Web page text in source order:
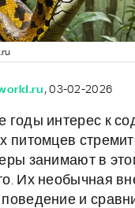
, 03-02-2026
годы интерес к
питомцев
занимают в
Их необычная
и